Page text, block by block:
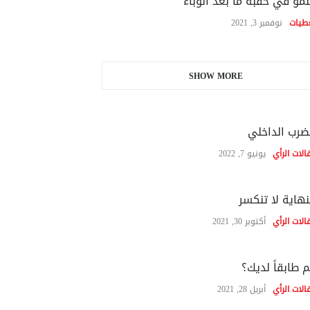
نوفمبر 3, 2021
SHOW MORE
الداخلي
الرأي يونيو 7, 2022
لا تنكسر
الرأي أكتوبر 30, 2021
طابقاً لديك؟
الرأي أبريل 28, 2021